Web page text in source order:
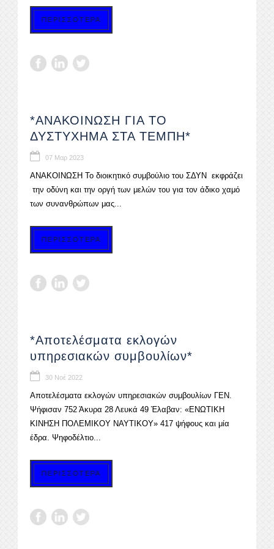
ΠΕΡΙΣΣΟΤΕΡΑ
*ΑΝΑΚΟΙΝΩΣΗ ΓΙΑ ΤΟ
ΔΥΣΤΥΧΗΜΑ ΣΤΑ ΤΕΜΠΗ*
07 Μαρ 2023
ΑΝΑΚΟΙΝΩΣΗ Το διοικητικό συμβούλιο του ΣΔΥΝ εκφράζει
την οδύνη και την οργή των μελών του για τον άδικο χαμό
των συνανθρώπων μας...
ΠΕΡΙΣΣΟΤΕΡΑ
*Αποτελέσματα εκλογών
υπηρεσιακών συμβουλίων*
30 Νοέ 2022
Αποτελέσματα εκλογών υπηρεσιακών συμβουλίων ΓΕΝ.
Ψήφισαν 752 Άκυρα 28 Λευκά 49 Έλαβαν: «ΕΝΩΤΙΚΗ
ΚΙΝΗΣΗ ΠΟΛΕΜΙΚΟΥ ΝΑΥΤΙΚΟΥ» 417 ψήφους και μία
έδρα. Ψηφοδέλτιο...
ΠΕΡΙΣΣΟΤΕΡΑ